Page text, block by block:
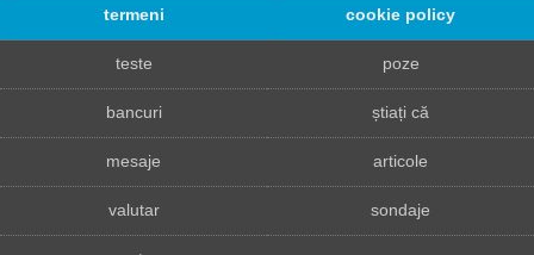
termeni cookie policy
teste poze
bancuri știați că
mesaje articole
valutar sondaje